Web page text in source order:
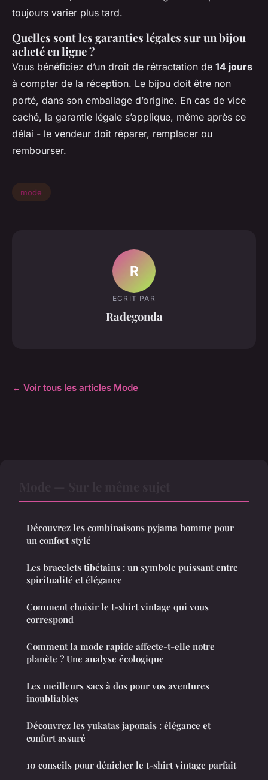
toujours varier plus tard.
Quelles sont les garanties légales sur un bijou
acheté en ligne ?
Vous bénéficiez d’un droit de rétractation de 14 jours
à compter de la réception. Le bijou doit être non
porté, dans son emballage d’origine. En cas de vice
caché, la garantie légale s’applique, même après ce
délai - le vendeur doit réparer, remplacer ou
rembourser.
mode
R
ECRIT PAR
Radegonda
← Voir tous les articles Mode
Découvrez les combinaisons pyjama homme pour
un confort stylé
Les bracelets tibétains : un symbole puissant entre
spiritualité et élégance
Comment choisir le t-shirt vintage qui vous
correspond
Comment la mode rapide affecte-t-elle notre
planète ? Une analyse écologique
Les meilleurs sacs à dos pour vos aventures
inoubliables
Découvrez les yukatas japonais : élégance et
confort assuré
10 conseils pour dénicher le t-shirt vintage parfait